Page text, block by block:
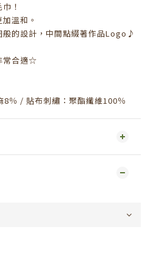
！
溫和。
般的設計，中間點綴著作品Logo♪
常合適☆
8％ / 貼布刺繡：聚酯纖維100％